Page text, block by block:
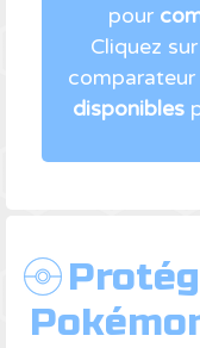
pour
Cliquez
disponibles